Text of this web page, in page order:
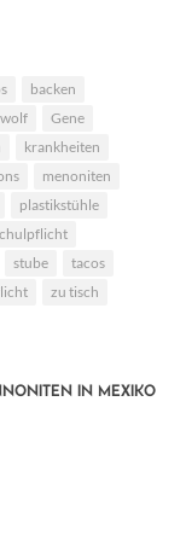
backen
Gene
krankheiten
menoniten
plastikstühle
stube
tacos
zu tisch
IN MEXIKO